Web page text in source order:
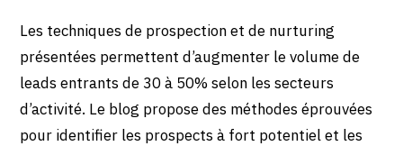
Les techniques de prospection et de nurturing
présentées permettent d’augmenter le volume de
leads entrants de 30 à 50% selon les secteurs
d’activité. Le blog propose des méthodes éprouvées
pour identifier les prospects à fort potentiel et les